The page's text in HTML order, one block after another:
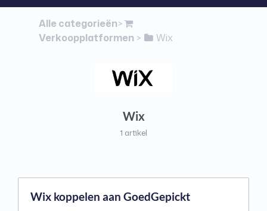
Alle categorieën​>​
Verkoopplatformen​ > ​ ​Wix
Wix
1 artikel
Wix koppelen aan GoedGepickt